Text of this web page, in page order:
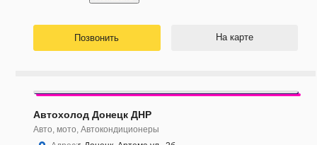
Позвонить На карте
Автохолод Донецк ДНР
Авто, мото, Автокондиционеры